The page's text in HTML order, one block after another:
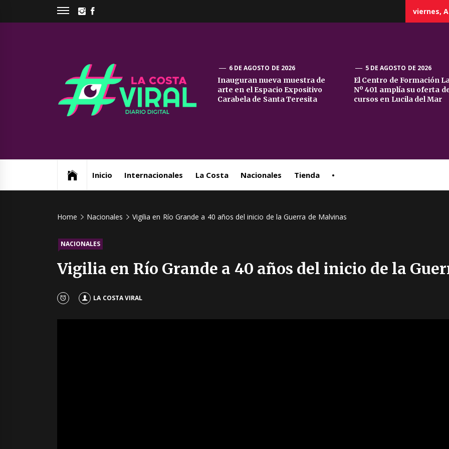
INSTAGRAM
viernes,
La
Costa
6 DE AGOSTO DE 2026
Inauguran nueva muestra de
arte en el Espacio Expositivo
Carabela de Santa Teresita
5 DE AGOSTO DE 2026
El Centro de Formación
Nº 401 amplía su oferta
cursos en Lucila del Mar
Inicio Internacionales La Costa Nacionales Tienda •
Home Nacionales Vigilia en Río Grande a 40 años del inicio de la Guerra de Malvinas
NACIONALES
Vigilia en Río Grande a 40 años del inicio de la
LA COSTA VIRAL